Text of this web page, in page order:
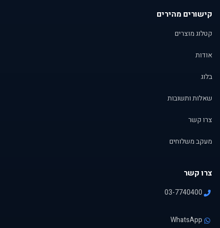
קישורים מהירים
קטלוג מוצרים
אודות
בלוג
שאלות ותשובות
צרו קשר
מעקב משלוחים
צרו קשר
03-7740400
WhatsApp